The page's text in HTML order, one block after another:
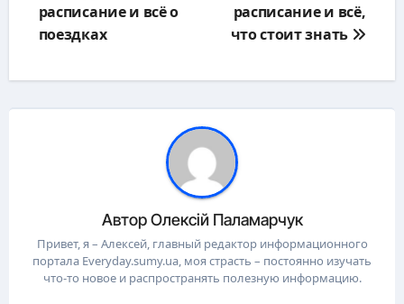
расписание и всё о
поездках
расписание и всё,
что стоит знать
АвторОлексій Паламарчук
Привет, я – Алексей, главный редактор информационного
портала Everyday.sumy.ua, моя страсть – постоянно изучать
что-то новое и распространять полезную информацию.